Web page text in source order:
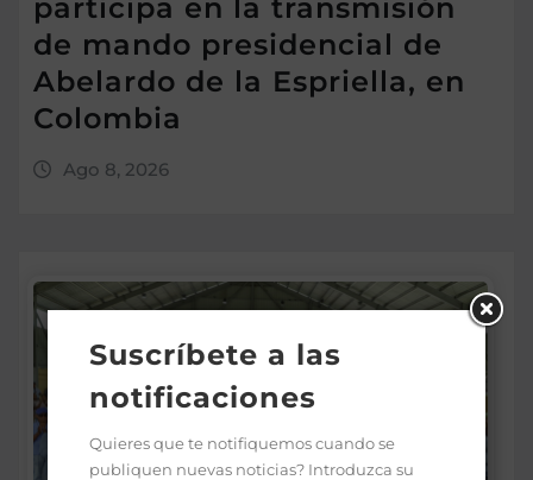
participa en la transmisión
de mando presidencial de
Abelardo de la Espriella, en
Colombia
Ago 8, 2026
Suscríbete a las
notificaciones
Quieres que te notifiquemos cuando se
publiquen nuevas noticias? Introduzca su